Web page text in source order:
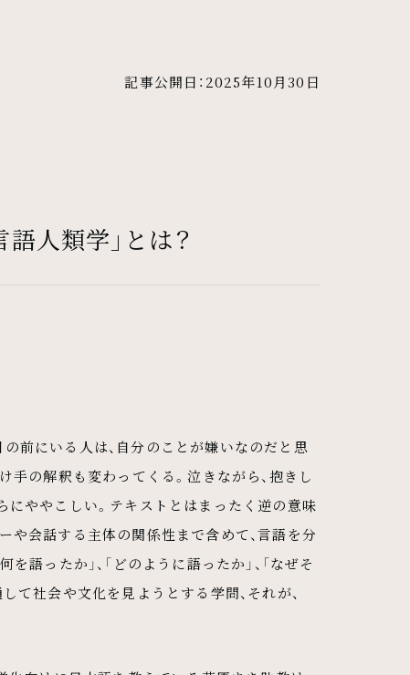
記事公開日：2025年10月30日
人類学」とは？
前にいる人は、自分のことが嫌いなのだと思
手の解釈も変わってくる。泣きながら、抱きし
ややこしい。テキストとはまったく逆の意味
や会話する主体の関係性まで含めて、言語を分
語ったか」、「どのように語ったか」、「なぜそ
て社会や文化を見ようとする学問、それが、